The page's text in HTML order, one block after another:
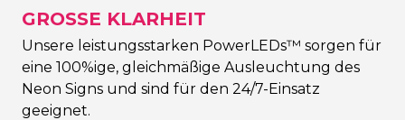
GROSSE KLARHEIT
Unsere leistungsstarken PowerLEDs™ sorgen für
eine 100%ige, gleichmäßige Ausleuchtung des
Neon Signs und sind für den 24/7-Einsatz
geeignet.